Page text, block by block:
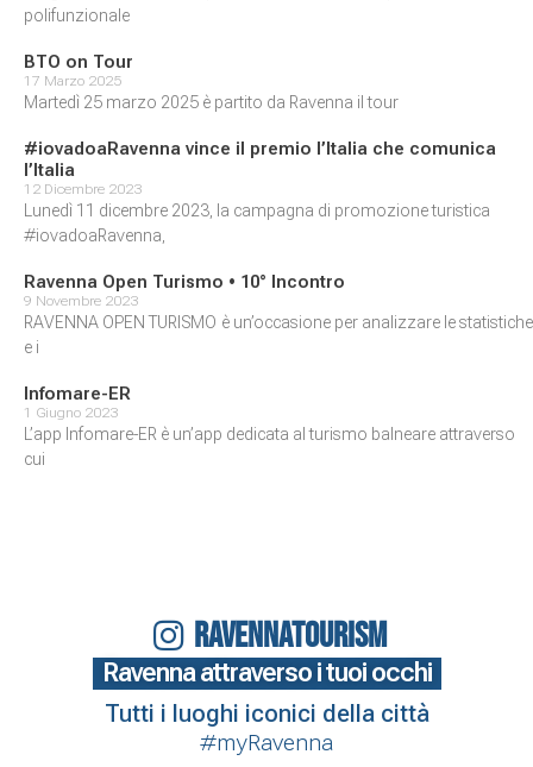
polifunzionale
BTO on Tour
17 Marzo 2025
Martedì 25 marzo 2025 è partito da Ravenna il tour
#iovadoaRavenna vince il premio l’Italia che comunica
l’Italia
12 Dicembre 2023
Lunedì 11 dicembre 2023, la campagna di promozione turistica
#iovadoaRavenna,
Ravenna Open Turismo • 10° Incontro
9 Novembre 2023
RAVENNA OPEN TURISMO è un’occasione per analizzare le statistiche
e i
Infomare-ER
1 Giugno 2023
L’app Infomare-ER è un’app dedicata al turismo balneare attraverso
cui
RAVENNATOURISM
Ravenna attraverso i tuoi occhi
Tutti i luoghi iconici della città
#myRavenna